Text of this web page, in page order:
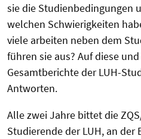
sie die Studienbedingungen
welchen Schwierigkeiten
viele arbeiten neben dem
führen sie aus? Auf diese
Gesamtberichte der LUH-
Antworten.
Alle zwei Jahre bittet die
Studierende der LUH, an